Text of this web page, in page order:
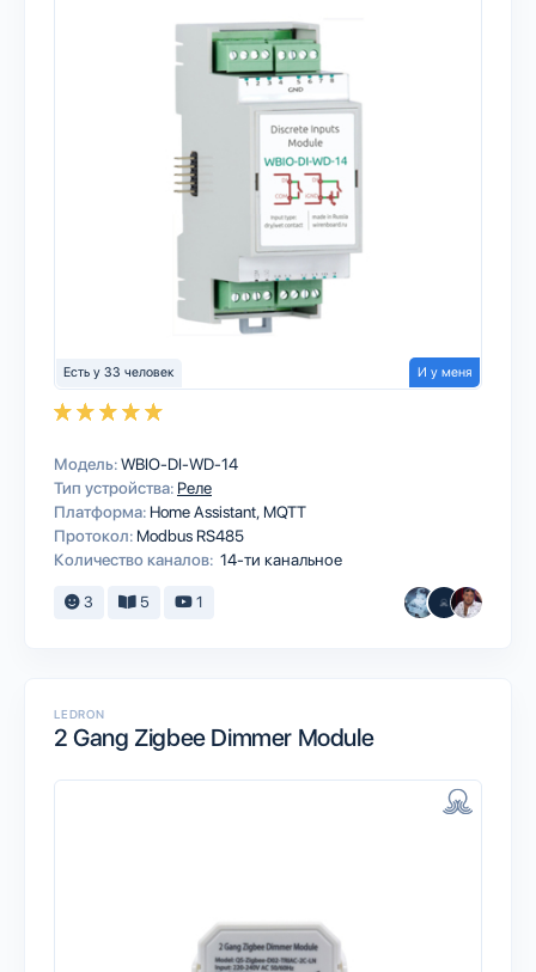
Есть у 33 человек И у меня
Модель:WBIO-DI-WD-14
Тип устройства: Реле
Платформа: Home Assistant MQTT
Протокол: Modbus RS485
Количество каналов: 14-ти канальное
3 5 1
LEDRON
2 Gang Zigbee Dimmer Module